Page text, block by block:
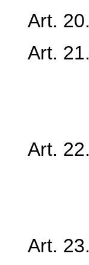
Art. 20.
Art. 21.
Art. 22.
Art. 23.